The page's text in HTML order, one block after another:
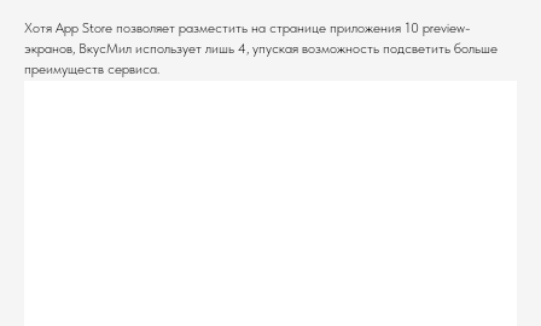
Хотя App Store позволяет разместить на странице приложения 10 preview-
экранов, ВкусМил использует лишь 4, упуская возможность подсветить больше
преимуществ сервиса.